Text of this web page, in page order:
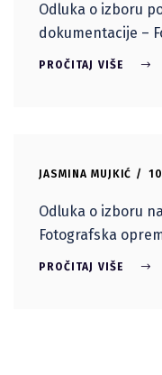
Odluka o izboru
dokumentacije –
PROČITAJ VIŠE
JASMINA MUJKIĆ
Odluka o izboru
Fotografska
PROČITAJ VIŠE